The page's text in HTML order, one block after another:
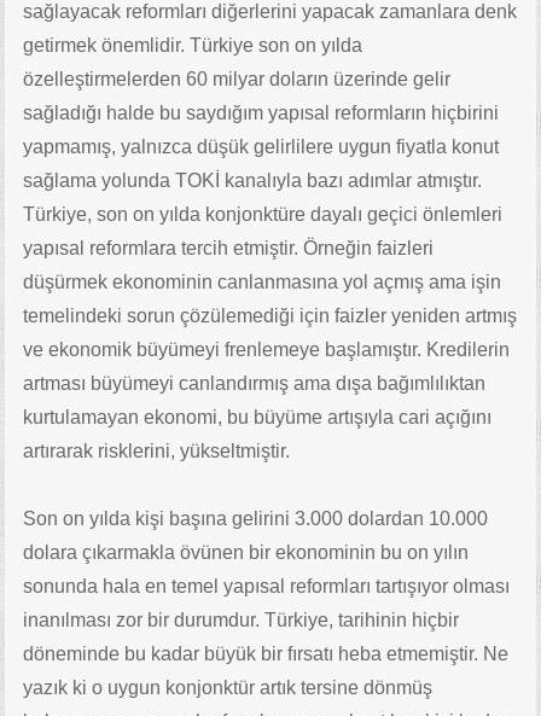
sağlayacak reformları diğerlerini yapacak zamanlara denk
getirmek önemlidir. Türkiye son on yılda
özelleştirmelerden 60 milyar doların üzerinde gelir
sağladığı halde bu saydığım yapısal reformların hiçbirini
yapmamış, yalnızca düşük gelirlilere uygun fiyatla konut
sağlama yolunda TOKİ kanalıyla bazı adımlar atmıştır.
Türkiye, son on yılda konjonktüre dayalı geçici önlemleri
yapısal reformlara tercih etmiştir. Örneğin faizleri
düşürmek ekonominin canlanmasına yol açmış ama işin
temelindeki sorun çözülemediği için faizler yeniden artmış
ve ekonomik büyümeyi frenlemeye başlamıştır. Kredilerin
artması büyümeyi canlandırmış ama dışa bağımlılıktan
kurtulamayan ekonomi, bu büyüme artışıyla cari açığını
artırarak risklerini, yükseltmiştir.
Son on yılda kişi başına gelirini 3.000 dolardan 10.000
dolara çıkarmakla övünen bir ekonominin bu on yılın
sonunda hala en temel yapısal reformları tartışıyor olması
inanılması zor bir durumdur. Türkiye, tarihinin hiçbir
döneminde bu kadar büyük bir fırsatı heba etmemiştir. Ne
yazık ki o uygun konjonktür artık tersine dönmüş